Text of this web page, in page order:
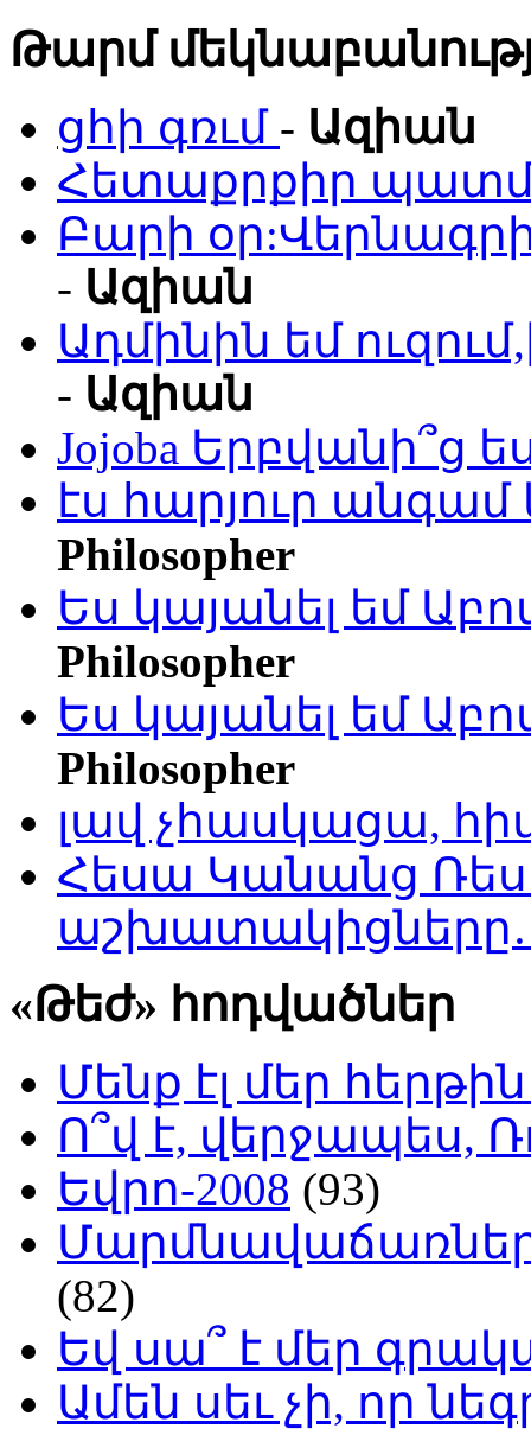
Թարմ
ցհի գռւմ - Ազիան
Հետաքրքիր
Բարի
- Ազիան
Ադմինին եմ
- Ազիան
Jojoba Երբվանի՞ց
էս հարյուր
Philosopher
Ես կայանել եմ
Philosopher
Ես կայանել եմ
Philosopher
լավ չհասկացա,
Հեսա Կանանց
«Թեժ» հոդվածներ
Մենք էլ մեր
Ո՞վ է, վերջապես,
Եվրո-2008 (93)
Մարմնավաճառներ
(82)
Եվ սա՞ է մեր
Ամեն սեւ չի, որ